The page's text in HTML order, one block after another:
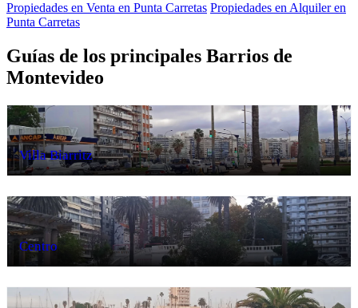
Propiedades en Venta en Punta Carretas Propiedades en Alquiler en
Punta Carretas
Guías de los principales Barrios de
Montevideo
Villa Biarritz
Centro